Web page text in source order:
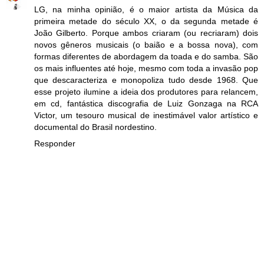
LG, na minha opinião, é o maior artista da Música da
primeira metade do século XX, o da segunda metade é
João Gilberto. Porque ambos criaram (ou recriaram) dois
novos gêneros musicais (o baião e a bossa nova), com
formas diferentes de abordagem da toada e do samba. São
os mais influentes até hoje, mesmo com toda a invasão pop
que descaracteriza e monopoliza tudo desde 1968. Que
esse projeto ilumine a ideia dos produtores para relancem,
em cd, fantástica discografia de Luiz Gonzaga na RCA
Victor, um tesouro musical de inestimável valor artístico e
documental do Brasil nordestino.
Responder